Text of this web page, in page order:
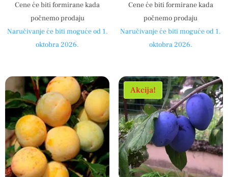
Cene će biti formirane kada
počnemo prodaju
Naručivanje će biti moguće od 1.
oktobra 2026.
Cene će biti formirane kada
počnemo prodaju
Naručivanje će biti moguće od 1.
oktobra 2026.
Akcija!